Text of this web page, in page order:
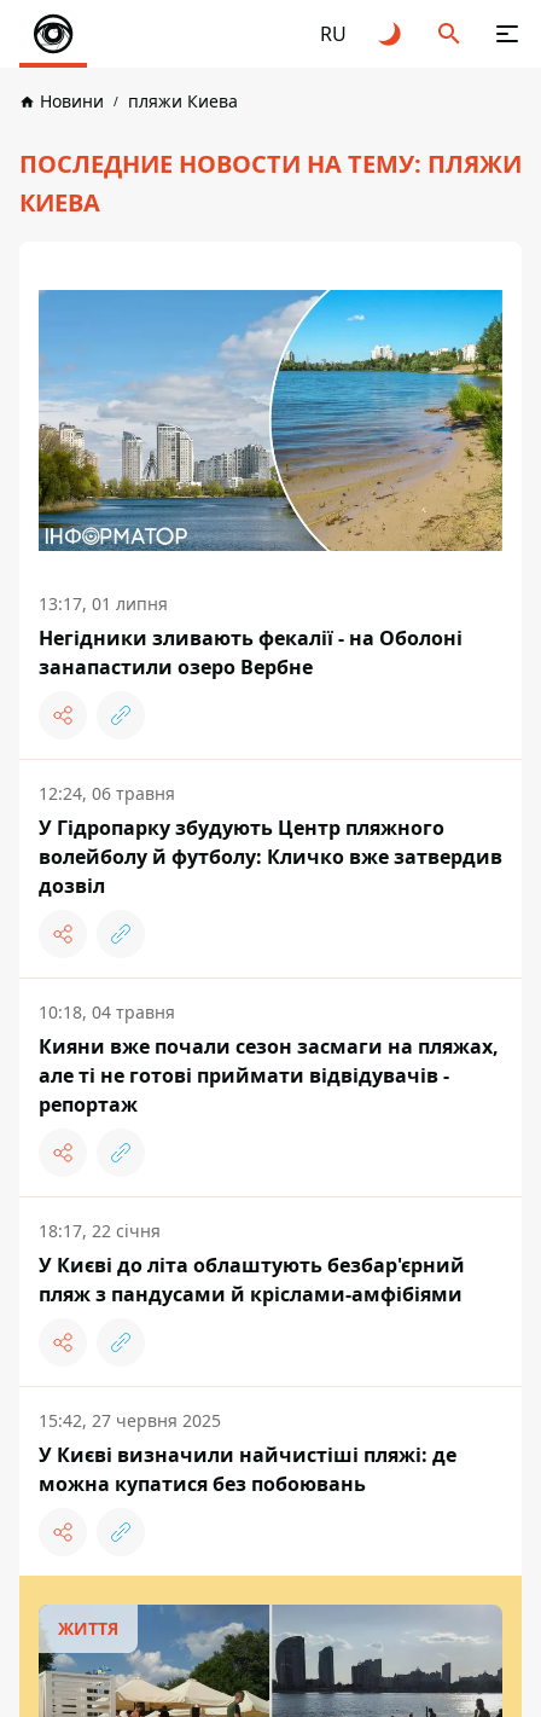
RU
Новини пляжи Киева
ПОСЛЕДНИЕ НОВОСТИ НА ТЕМУ: ПЛЯЖИ
КИЕВА
13:17, 01 липня
Негідники зливають фекалії - на Оболоні
занапастили озеро Вербне
12:24, 06 травня
У Гідропарку збудують Центр пляжного
волейболу й футболу: Кличко вже затвердив
дозвіл
10:18, 04 травня
Кияни вже почали сезон засмаги на пляжах,
але ті не готові приймати відвідувачів -
репортаж
18:17, 22 січня
У Києві до літа облаштують безбар'єрний
пляж з пандусами й кріслами-амфібіями
15:42, 27 червня 2025
У Києві визначили найчистіші пляжі: де
можна купатися без побоювань
ЖИТТЯ